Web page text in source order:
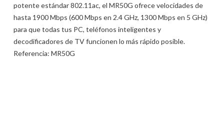
potente estándar 802.11ac, el MR50G ofrece velocidades de
hasta 1900 Mbps (600 Mbps en 2.4 GHz, 1300 Mbps en 5 GHz)
para que todas tus PC, teléfonos inteligentes y
decodificadores de TV funcionen lo más rápido posible.
Referencia: MR50G